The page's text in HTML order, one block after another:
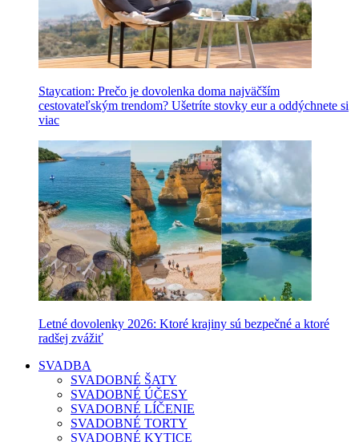
Staycation: Prečo je dovolenka doma najväčším
cestovateľským trendom? Ušetríte stovky eur a oddýchnete si
viac
Letné dovolenky 2026: Ktoré krajiny sú bezpečné a ktoré
radšej zvážiť
SVADBA
SVADOBNÉ ŠATY
SVADOBNÉ ÚČESY
SVADOBNÉ LÍČENIE
SVADOBNÉ TORTY
SVADOBNÉ KYTICE